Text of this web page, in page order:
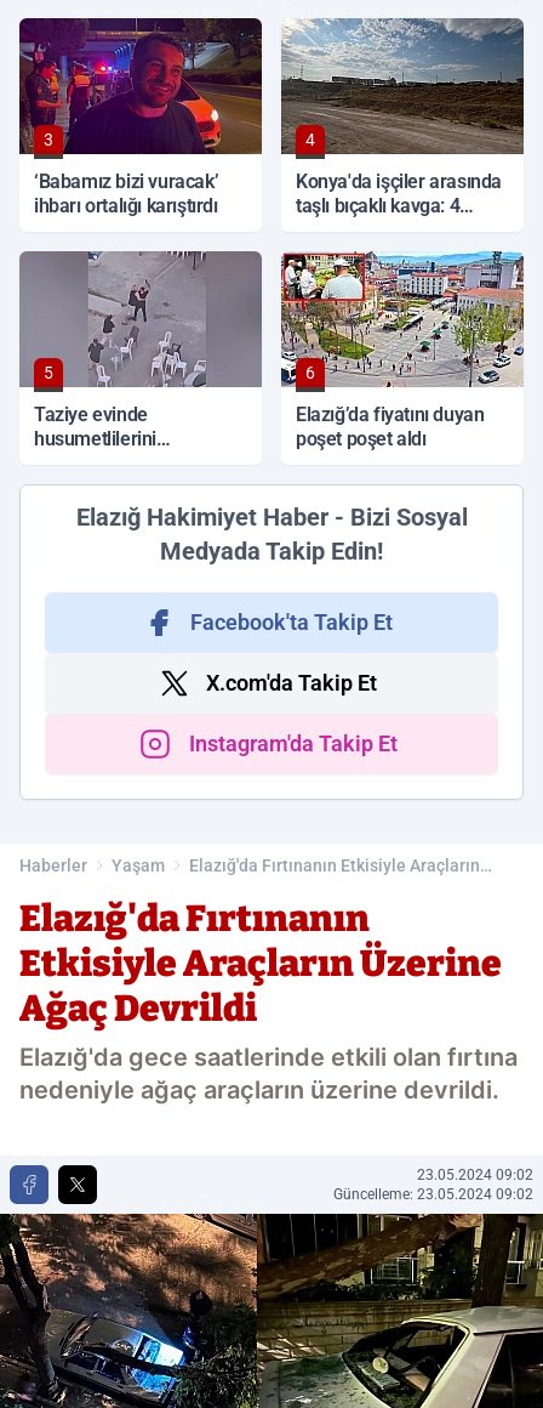
3
‘Babamız bizi vuracak’
ihbarı ortalığı karıştırdı
4
Konya'da işçiler arasında
taşlı bıçaklı kavga: 4
5
Taziye evinde
husumetlilerini
6
Elazığ’da fiyatını duyan
poşet poşet aldı
Elazığ Hakimiyet Haber - Bizi Sosyal
Medyada Takip Edin!
Facebook'ta Takip Et
X.com'da Takip Et
Instagram'da Takip Et
Haberler Yaşam
Elazığ'da Fırtınanın Etkisiyle Araçların
Elazığ'da Fırtınanın
Etkisiyle Araçların Üzerine
Ağaç Devrildi
Elazığ'da gece saatlerinde etkili olan fırtına
nedeniyle ağaç araçların üzerine devrildi.
23.05.2024 09:02
Güncelleme: 23.05.2024 09:02